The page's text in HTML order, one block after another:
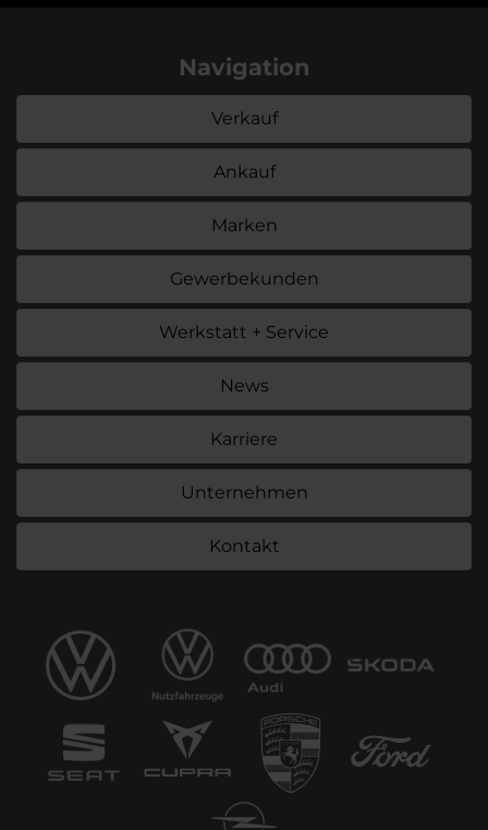
Navigation
Verkauf
Ankauf
Marken
Gewerbekunden
Werkstatt + Service
News
Karriere
Unternehmen
Kontakt